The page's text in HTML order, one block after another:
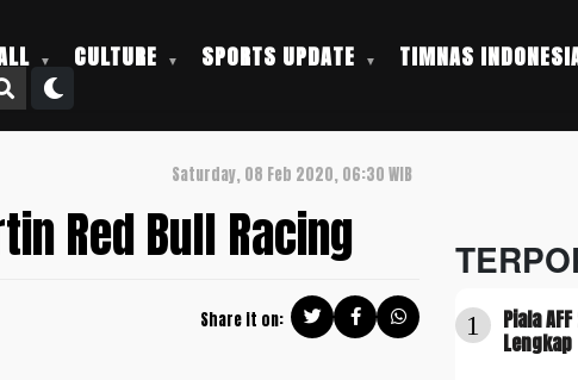
CULTURE SPORTS UPDATE TIMNAS
Saturday, 08 Feb 2020, 06:30 WIB
Red Bull Racing
Share it on: 1
Piala
Lengkap